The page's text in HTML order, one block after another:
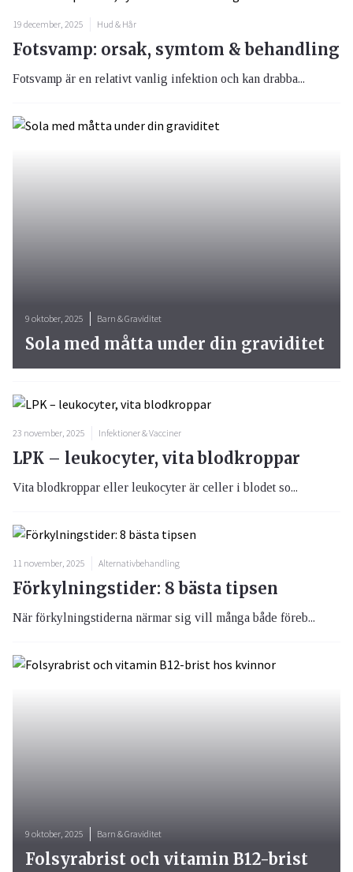
19 december, 2025 Hud & Hår
Fotsvamp: orsak, symtom & behandling
Fotsvamp är en relativt vanlig infektion och kan drabba...
23 november, 2025 Infektioner & Vacciner
LPK – leukocyter, vita blodkroppar
Vita blodkroppar eller leukocyter är celler i blodet so...
11 november, 2025 Alternativbehandling
Förkylningstider: 8 bästa tipsen
När förkylningstiderna närmar sig vill många både föreb...
9 oktober, 2025 Barn & Graviditet
Sola med måtta under din graviditet
9 oktober, 2025 Barn & Graviditet
Folsyrabrist och vitamin B12-brist